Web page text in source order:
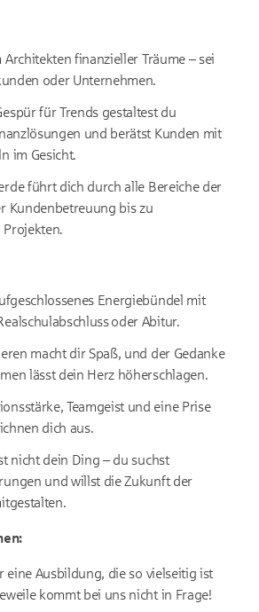
Architekten finanzieller Träume – sei
oder Unternehmen.
für Trends gestaltest du
und berätst Kunden mit
im Gesicht.
führt dich durch alle Bereiche der
Kundenbetreuung bis zu
Energiebündel mit
oder Abitur.
macht dir Spaß, und der Gedanke
lässt dein Herz höherschlagen.
Teamgeist und eine Prise
dich aus.
nicht dein Ding – du suchst
und willst die Zukunft der
eine Ausbildung, die so vielseitig ist
kommt bei uns nicht in Frage!